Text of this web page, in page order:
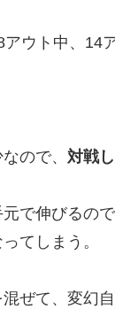
ウト中、14
ので、 対戦
で伸びるの
てしまう。
ぜて、変幻